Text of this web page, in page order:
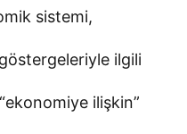
sistemi,
ilgili
ilişkin”